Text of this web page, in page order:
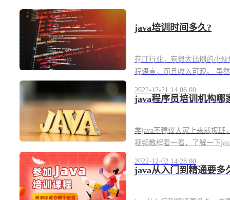
java培训时间多久?
在IT行业，有很大比例的小伙
程语言，而且收入可观。 虽
2022-12-21 14:06:00
java程序员培训机构哪
学java不建议大家上来就报班
视频教程看一看，了解一下
2022-12-02 14:28:00
java从入门到精通要多